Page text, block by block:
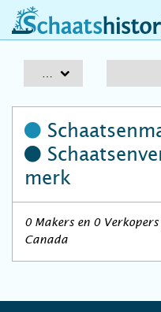
schaatshistorie.nl
merk
0 Makers en 0
Canada